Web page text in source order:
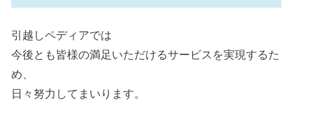
引越しペディアでは
今後とも皆様の満足いただけるサービスを実現するた
め、
日々努力してまいります。